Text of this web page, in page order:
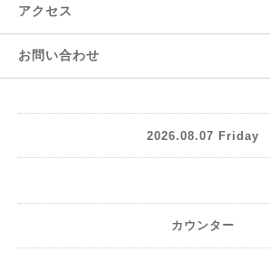
アクセス
お問い合わせ
2026.08.07 Friday
カウンター